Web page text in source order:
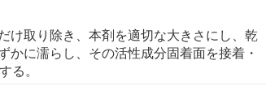
け取り除き、本剤を適切な大きさにし、乾
かに濡らし、その活性成分固着面を接着・
る。